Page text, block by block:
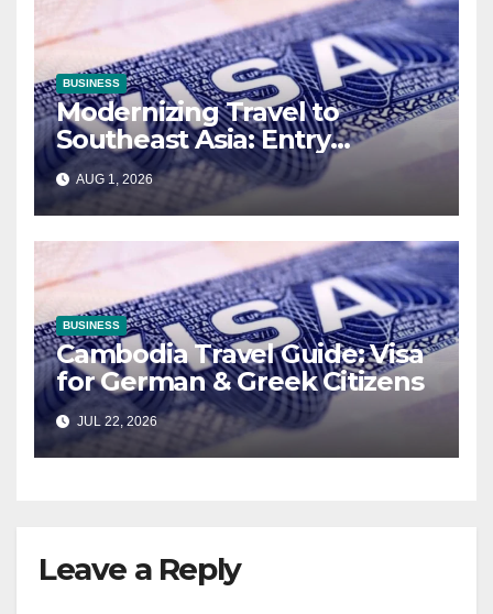
BUSINESS
Modernizing Travel to
Southeast Asia: Entry
Guidelines for Burundian
and Cameroonian Citizens in
Cambodia
AUG 1, 2026
BUSINESS
Cambodia Travel Guide: Visa
for German & Greek Citizens
JUL 22, 2026
Leave a Reply